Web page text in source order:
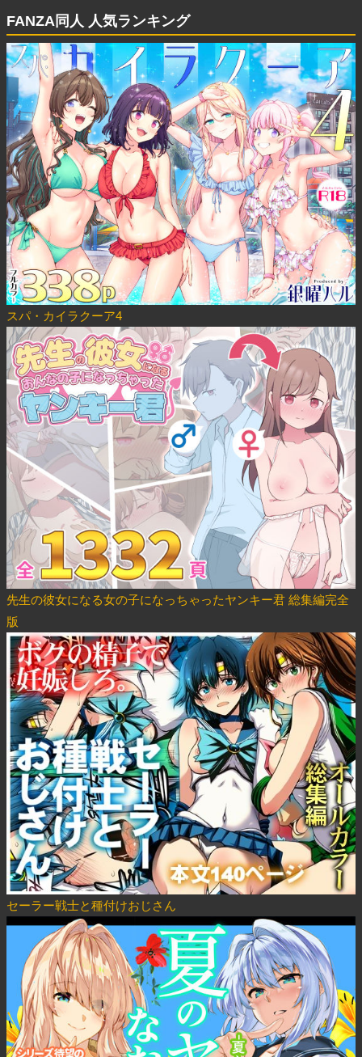
FANZA同人 人気ランキング
スパ・カイラクーア4
先生の彼女になる女の子になっちゃったヤンキー君 総集編完全
版
セーラー戦士と種付けおじさん